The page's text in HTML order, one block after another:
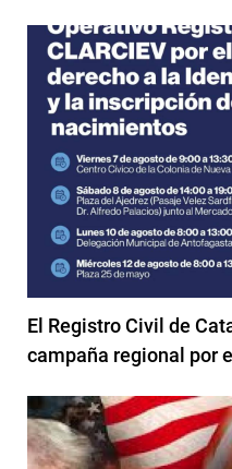
El Registro Civil de
campaña regional por